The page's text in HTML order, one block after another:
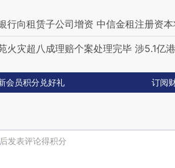
行向租赁子公司增资 中信金租注册资
火灾超八成理赔个案处理完毕 涉5.1亿
会员积分兑好礼 订阅
后发表评论得积分